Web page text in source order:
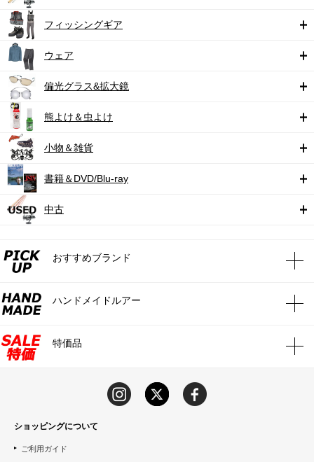
フィッシングギア
ウェア
偏光グラス&拡大鏡
熊よけ＆虫よけ
小物＆雑貨
書籍＆DVD/Blu-ray
中古
おすすめブランド
ハンドメイドルアー
特価品
ショッピングについて
ご利用ガイド